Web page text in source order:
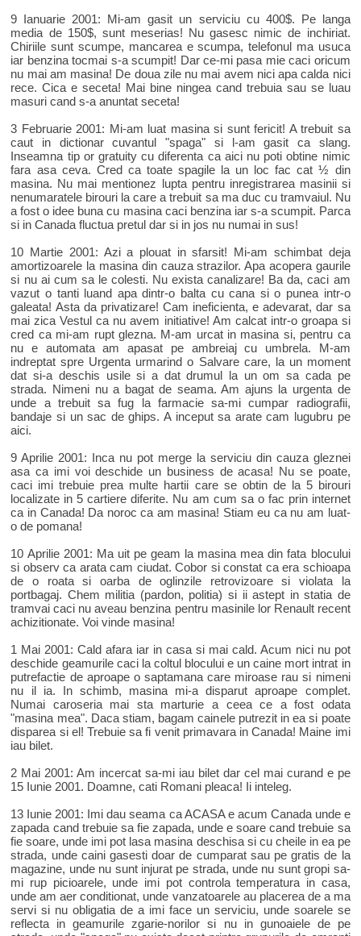
9 Ianuarie 2001: Mi-am gasit un serviciu cu 400$. Pe langa
media de 150$, sunt meserias! Nu gasesc nimic de inchiriat.
Chiriile sunt scumpe, mancarea e scumpa, telefonul ma usuca
iar benzina tocmai s-a scumpit! Dar ce-mi pasa mie caci oricum
nu mai am masina! De doua zile nu mai avem nici apa calda nici
rece. Cica e seceta! Mai bine ningea cand trebuia sau se luau
masuri cand s-a anuntat seceta!
3 Februarie 2001: Mi-am luat masina si sunt fericit! A trebuit sa
caut in dictionar cuvantul "spaga" si l-am gasit ca slang.
Inseamna tip or gratuity cu diferenta ca aici nu poti obtine nimic
fara asa ceva. Cred ca toate spagile la un loc fac cat ½ din
masina. Nu mai mentionez lupta pentru inregistrarea masinii si
nenumaratele birouri la care a trebuit sa ma duc cu tramvaiul. Nu
a fost o idee buna cu masina caci benzina iar s-a scumpit. Parca
si in Canada fluctua pretul dar si in jos nu numai in sus!
10 Martie 2001: Azi a plouat in sfarsit! Mi-am schimbat deja
amortizoarele la masina din cauza strazilor. Apa acopera gaurile
si nu ai cum sa le colesti. Nu exista canalizare! Ba da, caci am
vazut o tanti luand apa dintr-o balta cu cana si o punea intr-o
galeata! Asta da privatizare! Cam ineficienta, e adevarat, dar sa
mai zica Vestul ca nu avem initiative! Am calcat intr-o groapa si
cred ca mi-am rupt glezna. M-am urcat in masina si, pentru ca
nu e automata am apasat pe ambreiaj cu umbrela. M-am
indreptat spre Urgenta urmarind o Salvare care, la un moment
dat si-a deschis usile si a dat drumul la un om sa cada pe
strada. Nimeni nu a bagat de seama. Am ajuns la urgenta de
unde a trebuit sa fug la farmacie sa-mi cumpar radiografii,
bandaje si un sac de ghips. A inceput sa arate cam lugubru pe
aici.
9 Aprilie 2001: Inca nu pot merge la serviciu din cauza gleznei
asa ca imi voi deschide un business de acasa! Nu se poate,
caci imi trebuie prea multe hartii care se obtin de la 5 birouri
localizate in 5 cartiere diferite. Nu am cum sa o fac prin internet
ca in Canada! Da noroc ca am masina! Stiam eu ca nu am luat-
o de pomana!
10 Aprilie 2001: Ma uit pe geam la masina mea din fata blocului
si observ ca arata cam ciudat. Cobor si constat ca era schioapa
de o roata si oarba de oglinzile retrovizoare si violata la
portbagaj. Chem militia (pardon, politia) si ii astept in statia de
tramvai caci nu aveau benzina pentru masinile lor Renault recent
achizitionate. Voi vinde masina!
1 Mai 2001: Cald afara iar in casa si mai cald. Acum nici nu pot
deschide geamurile caci la coltul blocului e un caine mort intrat in
putrefactie de aproape o saptamana care miroase rau si nimeni
nu il ia. In schimb, masina mi-a disparut aproape complet.
Numai caroseria mai sta marturie a ceea ce a fost odata
"masina mea". Daca stiam, bagam cainele putrezit in ea si poate
disparea si el! Trebuie sa fi venit primavara in Canada! Maine imi
iau bilet.
2 Mai 2001: Am incercat sa-mi iau bilet dar cel mai curand e pe
15 Iunie 2001. Doamne, cati Romani pleaca! Ii inteleg.
13 Iunie 2001: Imi dau seama ca ACASA e acum Canada unde e
zapada cand trebuie sa fie zapada, unde e soare cand trebuie sa
fie soare, unde imi pot lasa masina deschisa si cu cheile in ea pe
strada, unde caini gasesti doar de cumparat sau pe gratis de la
magazine, unde nu sunt injurat pe strada, unde nu sunt gropi sa-
mi rup picioarele, unde imi pot controla temperatura in casa,
unde am aer conditionat, unde vanzatoarele au placerea de a ma
servi si nu obligatia de a imi face un serviciu, unde soarele se
reflecta in geamurile zgarie-norilor si nu in gunoaiele de pe